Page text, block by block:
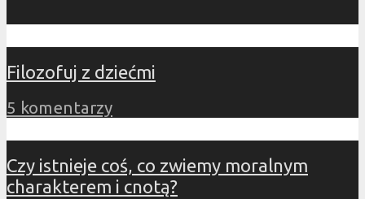
Filozofuj z dziećmi
5 komentarzy
Czy istnieje coś, co zwiemy moralnym
charakterem i cnotą?